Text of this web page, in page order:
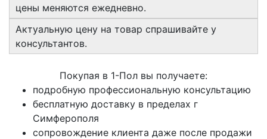
цены меняются ежедневно.
Актуальную цену на товар спрашивайте у
консультантов.
Покупая в 1-Пол вы получаете:
подробную профессиональную консультацию
бесплатную доставку в пределах г
Симферополя
сопровождение клиента даже после продажи